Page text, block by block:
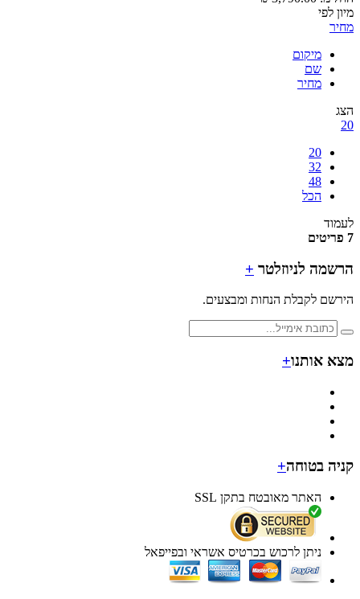
מיקום
שם
מחיר
הכל
לניוזלטר+
לקבלת הנחות ומבצעים.
אותנו+
בטוחה+
האתר מאובטח בתקן SSL
ניתן לרכוש בכרטיס אשראי ובפייפאל